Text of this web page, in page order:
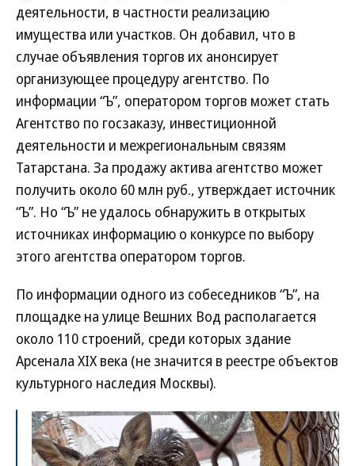
деятельности, в частности реализацию
имущества или участков. Он добавил, что в
случае объявления торгов их анонсирует
организующее процедуру агентство. По
информации “Ъ”, оператором торгов может стать
Агентство по госзаказу, инвестиционной
деятельности и межрегиональным связям
Татарстана. За продажу актива агентство может
получить около 60 млн руб., утверждает источник
“Ъ”. Но “Ъ” не удалось обнаружить в открытых
источниках информацию о конкурсе по выбору
этого агентства оператором торгов.
По информации одного из собеседников “Ъ”, на
площадке на улице Вешних Вод располагается
около 110 строений, среди которых здание
Арсенала XIX века (не значится в реестре объектов
культурного наследия Москвы).